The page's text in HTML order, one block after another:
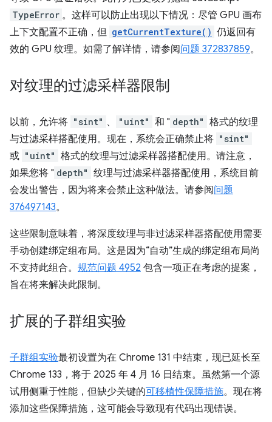
TypeError 。这样可以防止出现以下情况：尽管 GPU 画布
上下文配置不正确，但 getCurrentTexture() 仍返回有
效的 GPU 纹理。如需了解详情，请参阅问题 372837859。
对纹理的过滤采样器限制
以前，允许将 "sint" 、 "uint" 和 " depth" 格式的纹理
与过滤采样搭配使用。现在，系统会正确禁止将 "sint"
或 "uint" 格式的纹理与过滤采样器搭配使用。请注意，
如果您将 " depth" 纹理与过滤采样器搭配使用，系统目前
会发出警告，因为将来会禁止这种做法。请参阅问题
376497143。
这些限制意味着，将深度纹理与非过滤采样器搭配使用需要
手动创建绑定组布局。这是因为“自动”生成的绑定组布局尚
不支持此组合。 规范问题 4952 包含一项正在考虑的提案，
旨在将来解决此限制。
扩展的子群组实验
子群组实验最初设置为在 Chrome 131 中结束，现已延长至
Chrome 133，将于 2025 年 4 月 16 日结束。虽然第一个源
试用侧重于性能，但缺少关键的可移植性保障措施。现在将
添加这些保障措施，这可能会导致现有代码出现错误。